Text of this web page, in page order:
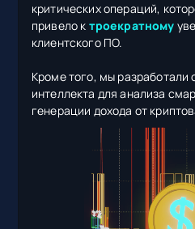
критических операций,
привело к троекратному
клиентского ПО.
Кроме того, мы разработали
интеллекта для анализа
генерации дохода от